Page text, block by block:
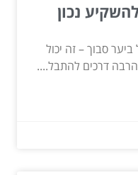
נכון
סבוך – זה יכול
דרכים להתבל....